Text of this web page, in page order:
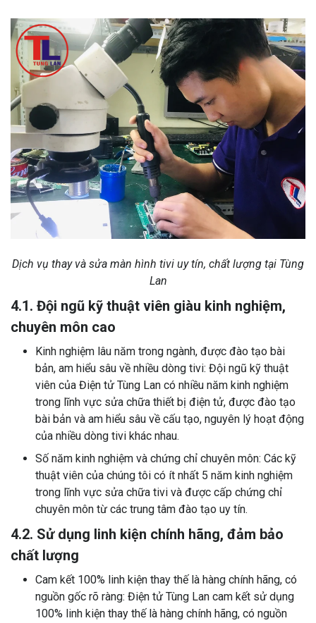
Dịch vụ thay và sửa màn hình tivi uy tín, chất lượng tại Tùng
Lan
4.1. Đội ngũ kỹ thuật viên giàu kinh nghiệm,
chuyên môn cao
Kinh nghiệm lâu năm trong ngành, được đào tạo bài
bản, am hiểu sâu về nhiều dòng tivi: Đội ngũ kỹ thuật
viên của Điện tử Tùng Lan có nhiều năm kinh nghiệm
trong lĩnh vực sửa chữa thiết bị điện tử, được đào tạo
bài bản và am hiểu sâu về cấu tạo, nguyên lý hoạt động
của nhiều dòng tivi khác nhau.
Số năm kinh nghiệm và chứng chỉ chuyên môn: Các kỹ
thuật viên của chúng tôi có ít nhất 5 năm kinh nghiệm
trong lĩnh vực sửa chữa tivi và được cấp chứng chỉ
chuyên môn từ các trung tâm đào tạo uy tín.
4.2. Sử dụng linh kiện chính hãng, đảm bảo
chất lượng
Cam kết 100% linh kiện thay thế là hàng chính hãng, có
nguồn gốc rõ ràng: Điện tử Tùng Lan cam kết sử dụng
100% linh kiện thay thế là hàng chính hãng, có nguồn